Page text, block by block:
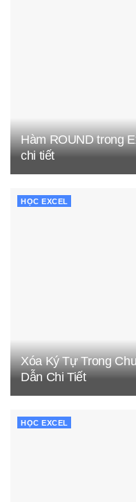
Hàm ROUND trong
chi tiết
HỌC EXCEL
Xóa Ký Tự Trong
Dẫn Chi Tiết
HỌC EXCEL